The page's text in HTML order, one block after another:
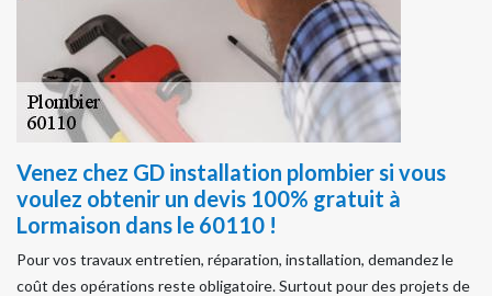
Venez chez GD installation plombier si vous
voulez obtenir un devis 100% gratuit à
Lormaison dans le 60110 !
Pour vos travaux entretien, réparation, installation, demandez le
coût des opérations reste obligatoire. Surtout pour des projets de